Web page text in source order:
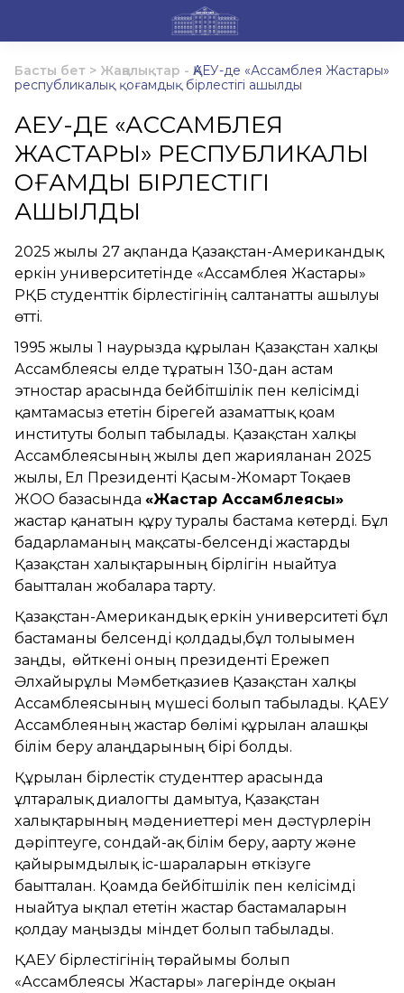
Басты бет > Жаңалықтар - ҚАЕУ-де «Ассамблея Жастары»
республикалық қоғамдық бірлестігі ашылды
ҚАЕУ-ДЕ «АССАМБЛЕЯ
ЖАСТАРЫ» РЕСПУБЛИКАЛЫҚ
ҚОҒАМДЫҚ БІРЛЕСТІГІ
АШЫЛДЫ
2025 жылғы 27 ақпанда Қазақстан-Американдық
еркін университетінде «Ассамблея Жастары»
РҚБ студенттік бірлестігінің салтанатты ашылуы
өтті.
1995 жылғы 1 наурызда құрылған Қазақстан халқы
Ассамблеясы елде тұратын 130-дан астам
этностар арасында бейбітшілік пен келісімді
қамтамасыз ететін бірегей азаматтық қоғам
институты болып табылады. Қазақстан халқы
Ассамблеясының жылы деп жарияланған 2025
жылы, Ел Президенті Қасым-Жомарт Тоқаев
ЖОО базасында «Жастар Ассамблеясы»
жастар қанатын құру туралы бастама көтерді. Бұл
бағдарламаның мақсаты-белсенді жастарды
Қазақстан халықтарының бірлігін нығайтуға
бағытталған жобаларға тарту.
Қазақстан-Американдық еркін университеті бұл
бастаманы белсенді қолдады,бұл толығымен
заңды, өйткені оның президенті Ережеп
Әлхайырұлы Мәмбетқазиев Қазақстан халқы
Ассамблеясының мүшесі болып табылады. ҚАЕУ
Ассамблеяның жастар бөлімі құрылған алғашқы
білім беру алаңдарының бірі болды.
Құрылған бірлестік студенттер арасында
ұлтаралық диалогты дамытуға, Қазақстан
халықтарының мәдениеттері мен дәстүрлерін
дәріптеуге, сондай-ақ білім беру, ағарту және
қайырымдылық іс-шараларын өткізуге
бағытталған. Қоғамда бейбітшілік пен келісімді
нығайтуға ықпал ететін жастар бастамаларын
қолдау маңызды міндет болып табылады.
ҚАЕУ бірлестігінің төрайымы болып
«Ассамблеясы Жастары» лагерінде оқыған